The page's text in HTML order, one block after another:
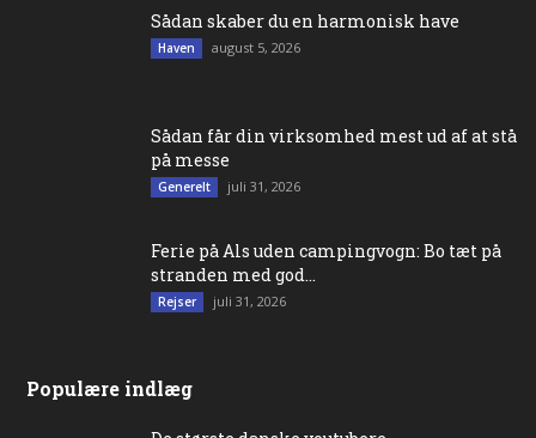
Sådan skaber du en harmonisk have
Haven august 5, 2026
Sådan får din virksomhed mest ud af at stå
på messe
Generelt juli 31, 2026
Ferie på Als uden campingvogn: Bo tæt på
stranden med god...
Rejser juli 31, 2026
Populære indlæg